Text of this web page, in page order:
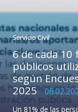
Servicio Civil
6 de cada
públicos
según
2025
Un 81% de las